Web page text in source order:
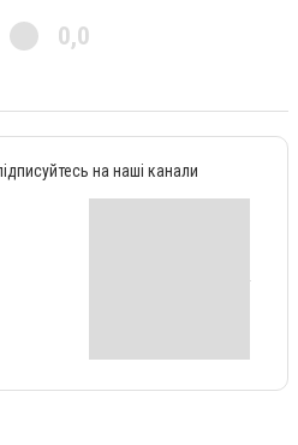
0,0
на наші канали